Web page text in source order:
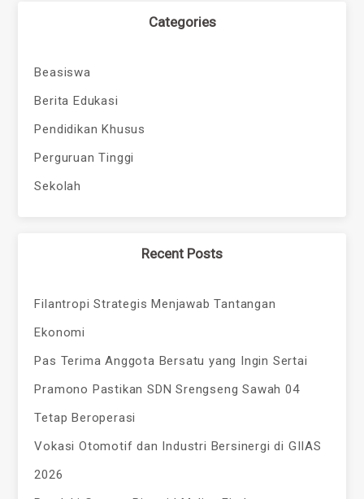
Categories
Beasiswa
Berita Edukasi
Pendidikan Khusus
Perguruan Tinggi
Sekolah
Recent Posts
Filantropi Strategis Menjawab Tantangan
Ekonomi
Pas Terima Anggota Bersatu yang Ingin Sertai
Pramono Pastikan SDN Srengseng Sawah 04
Tetap Beroperasi
Vokasi Otomotif dan Industri Bersinergi di GIIAS
2026